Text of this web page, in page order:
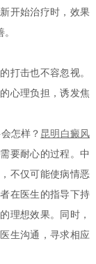
开始治疗时，效果
击也不容忽视。
心理负担，诱发焦
怎样？ 昆明白癜风
要耐心的过程。中
不仅可能使病情恶
在医生的指导下持
理想效果。同时，
生沟通，寻求相应